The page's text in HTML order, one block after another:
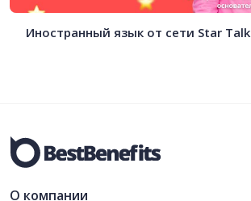
Иностранный язык от сети Star Talk
О компании